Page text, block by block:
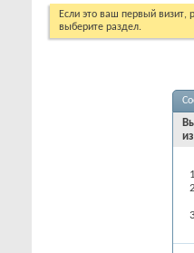
Если это ваш первый визит,
выберите раздел.